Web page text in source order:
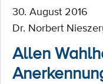
30. August 2016
Dr. Norbert
Allen